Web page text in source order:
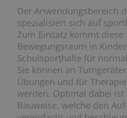
Der Anwendungsbereich
spezialisiert sich auf
Zum Einsatz kommt
Bewegungsraum in
Schulsporthalle für
Sie können an
Übungen und für
werden. Optimal dabei
Bauweise, welche den